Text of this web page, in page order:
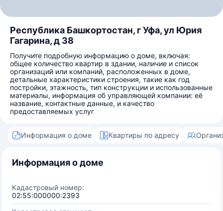
Республика Башкортостан, г Уфа, ул Юрия
Гагарина, д 38
Получите подробную информацию о доме, включая:
общее количество квартир в здании, наличие и список
организаций или компаний, расположенных в доме,
детальные характеристики строения, такие как год
постройки, этажность, тип конструкции и использованные
материалы, информация об управляющей компании: её
название, контактные данные, и качество
предоставляемых услуг
Информация о доме Квартиры по адресу
Информация о доме
Кадастровый номер:
02:55:000000:2393